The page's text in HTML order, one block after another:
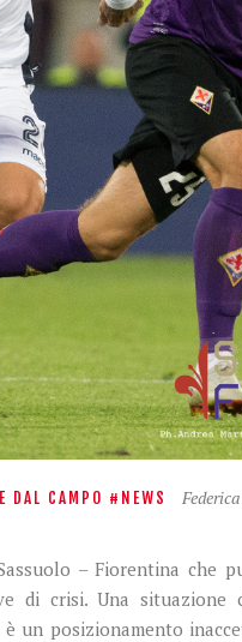
DAL CAMPO NEWS
– Fiorentina che
di crisi. Una
un posizionamento